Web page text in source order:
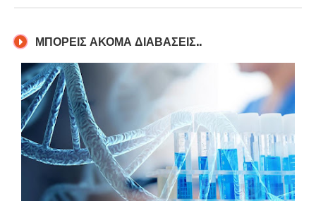
ΜΠΟΡΕΙΣ ΑΚΟΜΑ ΔΙΑΒΑΣΕΙΣ..